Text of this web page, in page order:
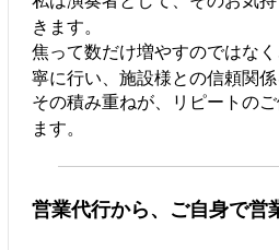
きます。
焦って数だけ増やすのではな
寧に行い、施設様との信頼関係
その積み重ねが、リピートの
ます。
営業代行から、ご自身で営